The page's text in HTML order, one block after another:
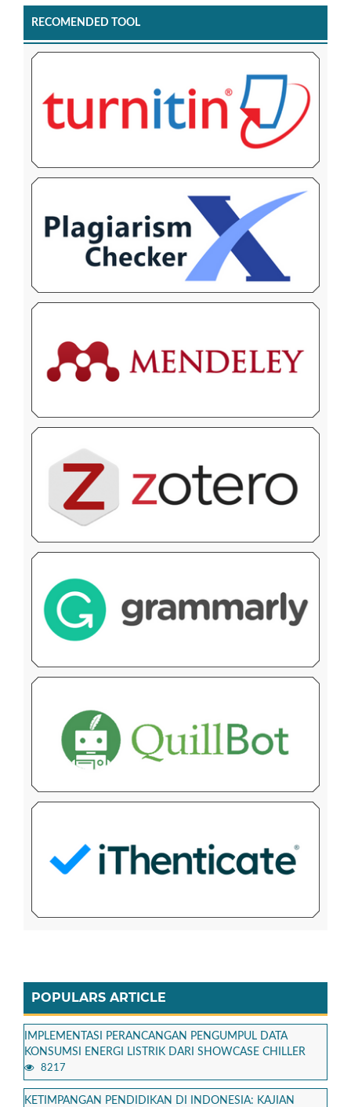
RECOMENDED TOOL
POPULARS ARTICLE
IMPLEMENTASI PERANCANGAN PENGUMPUL DATA
KONSUMSI ENERGI LISTRIK DARI SHOWCASE CHILLER
8217
KETIMPANGAN PENDIDIKAN DI INDONESIA: KAJIAN